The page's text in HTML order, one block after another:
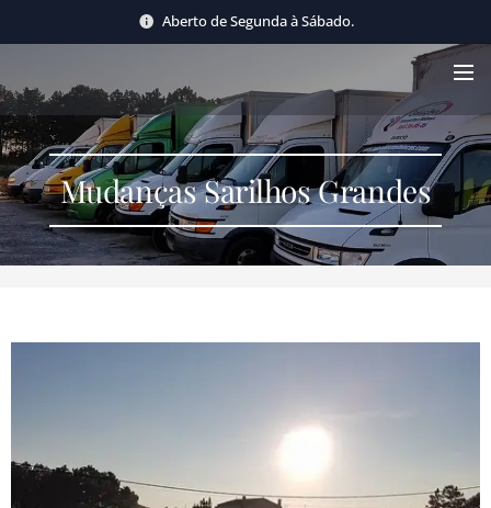
Aberto de Segunda à Sábado.
Mudanças Sarilhos Grandes